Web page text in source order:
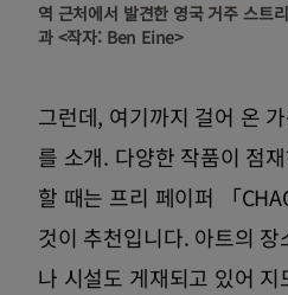
역 근처에서 발견한 영국 거주 스트
과 <작자: Ben Eine>
그런데, 여기까지 걸어 온
를 소개. 다양한 작품이 점
할 때는 프리 페이퍼 「
것이 추천입니다. 아트의
나 시설도 게재되고 있어